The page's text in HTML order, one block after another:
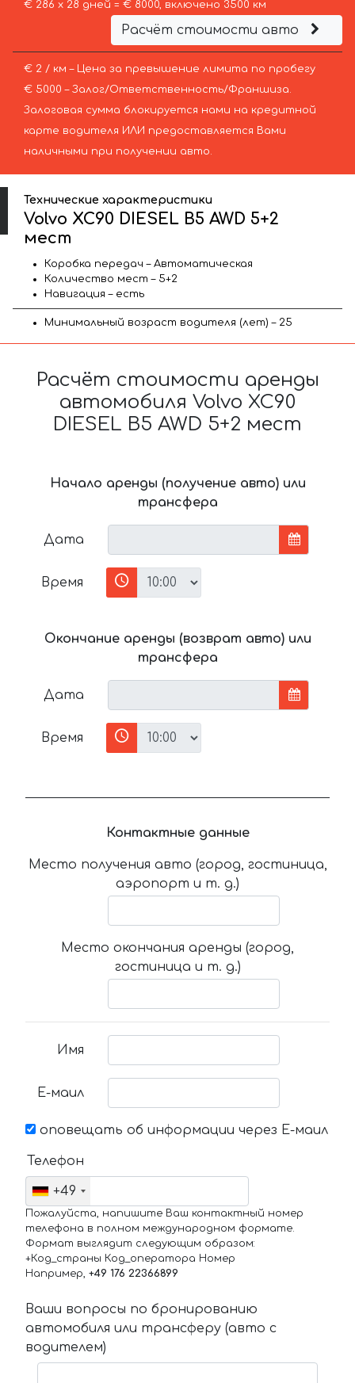
€ 286 х 28 дней = € 8000, включено 3500 км
Расчёт стоимости авто
€ 2 / км – Цена за превышение лимита по пробегу
€ 5000 – Залог/Ответственность/Франшиза.
Залоговая сумма блокируется нами на кредитной
карте водителя ИЛИ предоставляется Вами
наличными при получении авто.
Технические характеристики
Volvo XC90 DIESEL B5 AWD 5+2
мест
Коробка передач – Автоматическая
Количество мест – 5+2
Навигация – есть
Минимальный возраст водителя (лет) – 25
Расчёт стоимости аренды
автомобиля Volvo XC90
DIESEL B5 AWD 5+2 мест
Начало аренды (получение авто) или
трансфера
Дата
Время
Окончание аренды (возврат авто) или
трансфера
Дата
Время
Контактные данные
Место получения авто (город, гостиница,
аэропорт и т. д.)
Место окончания аренды (город,
гостиница и т. д.)
Имя
Е-маил
оповещать об информации через Е-маил
Телефон
+49
Пожалуйста, напишите Ваш контактный номер
телефона в полном международном формате.
Формат выглядит следующим образом:
+Код_страны Код_оператора Номер
Например, +49 176 22366899
Ваши вопросы по бронированию
автомобиля или трансферу (авто с
водителем)